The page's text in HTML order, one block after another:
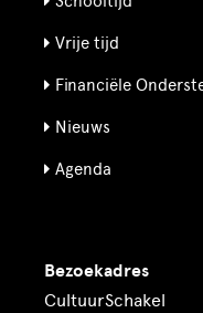
Vrije tijd
Financiële
Nieuws
Agenda
Bezoekadres
CultuurSchakel